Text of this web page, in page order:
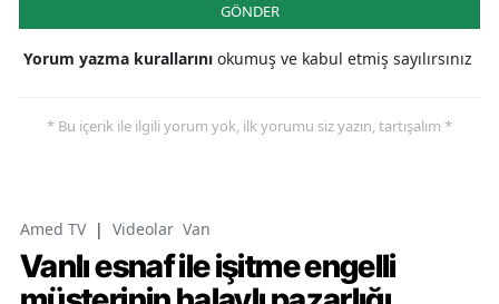
GÖNDER
Yorum yazma kurallarını okumuş ve kabul etmiş sayılırsınız
* Bu içerik ile ilgili yorum yok, ilk yorumu siz yazın, tartışalım *
Amed TV | Videolar Van
Vanlı esnaf ile işitme engelli